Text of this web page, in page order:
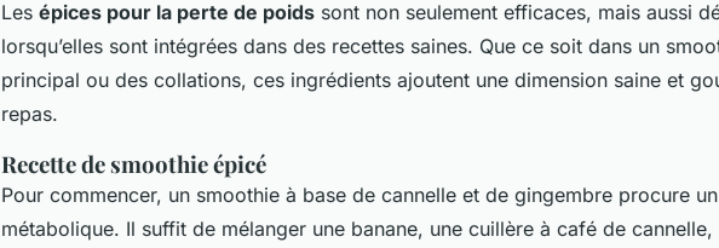
Les épices pour la perte de poids sont non seulement efficaces, mais aussi
lorsqu’elles sont intégrées dans des recettes saines. Que ce soit dans un
principal ou des collations, ces ingrédients ajoutent une dimension saine et
repas.
Recette de smoothie épicé
Pour commencer, un smoothie à base de cannelle et de gingembre procure
métabolique. Il suffit de mélanger une banane, une cuillère à café de